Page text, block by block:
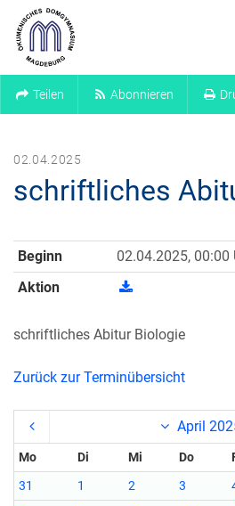
Teilen Abonnieren
02.04.2025
schriftliches
Beginn
02.04.2025, 00:00
Aktion
schriftliches Abitur Biologie
Zurück zur Terminübersicht
April
Mo Di Mi Do
31
1 2 3